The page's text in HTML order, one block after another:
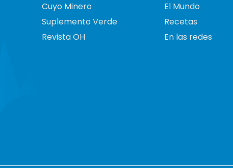
Cuyo Minero
Suplemento Verde
Revista OH
El Mundo
Recetas
En las redes